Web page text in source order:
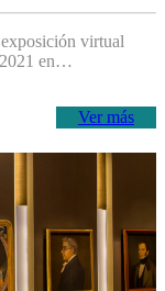
virtual
2021 en…
Ver más